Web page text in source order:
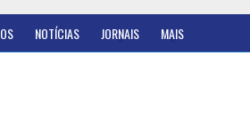
NOTÍCIAS JORNAIS MAIS